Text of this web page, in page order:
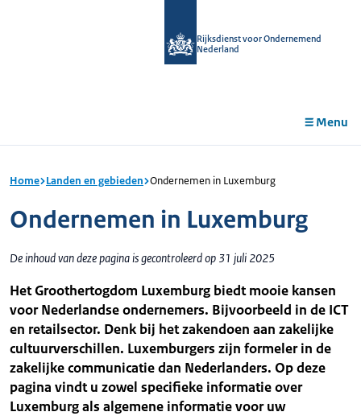
Rijksdienst voor Ondernemend
Nederland
Menu
Home Landen en gebieden Ondernemen in Luxemburg
Ondernemen in Luxemburg
De inhoud van deze pagina is gecontroleerd op 31 juli 2025
Het Groothertogdom Luxemburg biedt mooie kansen
voor Nederlandse ondernemers. Bijvoorbeeld in de ICT
en retailsector. Denk bij het zakendoen aan zakelijke
cultuurverschillen. Luxemburgers zijn formeler in de
zakelijke communicatie dan Nederlanders. Op deze
pagina vindt u zowel specifieke informatie over
Luxemburg als algemene informatie voor uw